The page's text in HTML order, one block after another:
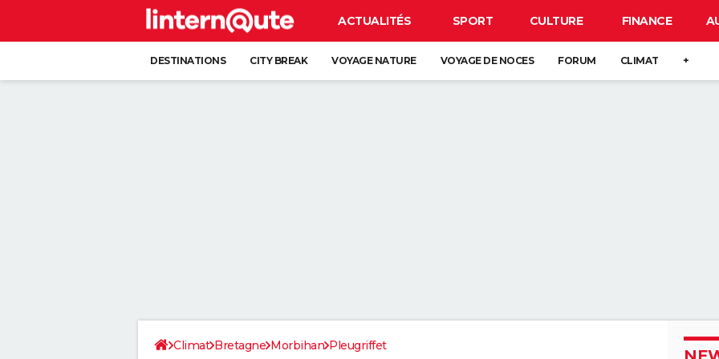
ACTUALITÉS SPORT CULTURE FINANCE
DESTINATIONS CITY BREAK VOYAGE NATURE VOYAGE DE NOCES FORUM CLIMAT +
Climat Bretagne Morbihan Pleugriffet